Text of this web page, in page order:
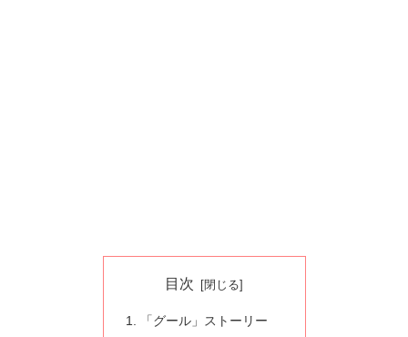
目次
「グール」ストーリー